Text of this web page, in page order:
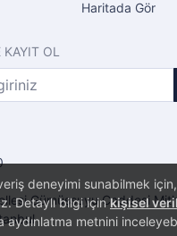
deneyimi sunabilmek
Detaylı bilgi içinkişisel
aydınlatma metnini
Haritada Gör
OL
Gümüşsuyu Caddesi